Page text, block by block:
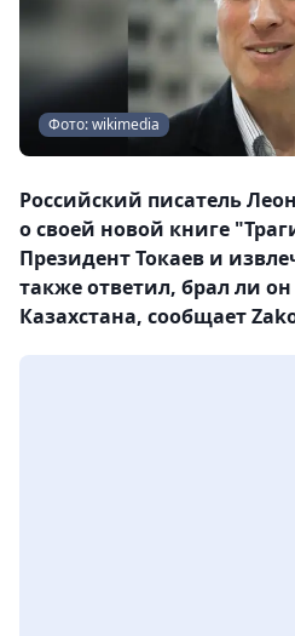
Фото: wikimedia
Российский писатель
о своей новой книге
Президент Токаев и
также ответил, брал ли
Казахстана, сообщает